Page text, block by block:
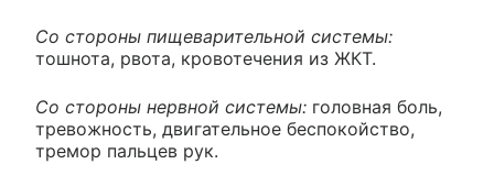
Со стороны пищеварительной системы:
тошнота, рвота, кровотечения из ЖКТ.
Со стороны нервной системы: головная боль,
тревожность, двигательное беспокойство,
тремор пальцев рук.